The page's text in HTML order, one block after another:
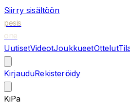
Siirry sisältöön
pesis
one
UutisetVideotJoukkueetOttelut
KirjauduRekisteröidy
KiPa